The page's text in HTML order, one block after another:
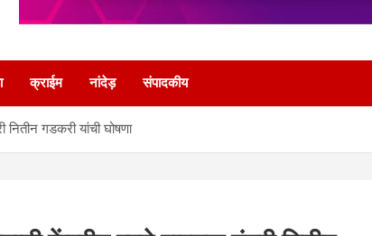
क्राईम नांदेड़ संपादकीय
नितीन गडकरी यांची घोषणा